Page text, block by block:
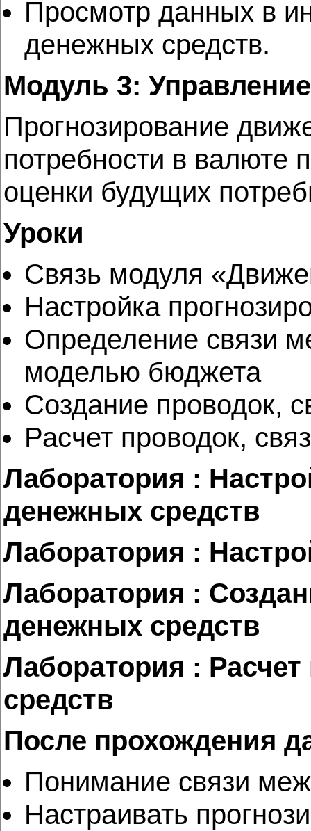
Просмотр данных в
денежных средств.
Модуль 3:
Прогнозирование
потребности в валюте
оценки будущих
Уроки
Связь модуля
Настройка
Определение связи
моделью бюджета
Создание проводок,
Расчет проводок,
Лаборатория :
денежных средств
Лаборатория :
Лаборатория :
денежных средств
Лаборатория :
средств
После прохождения
Понимание связи
Настраивать